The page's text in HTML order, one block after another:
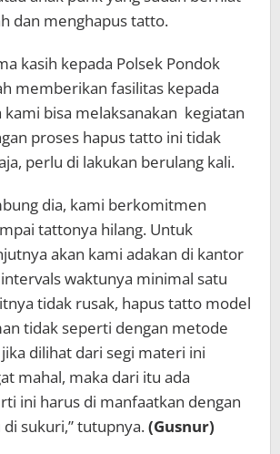
dan menghapus tatto.
kasih kepada Polsek Pondok
memberikan fasilitas kepada
kami bisa melaksanakan kegiatan
proses hapus tatto ini tidak
perlu di lakukan berulang kali.
dia, kami berkomitmen
tattonya hilang. Untuk
akan kami adakan di kantor
waktunya minimal satu
tidak rusak, hapus tatto model
tidak seperti dengan metode
dilihat dari segi materi ini
mahal, maka dari itu ada
ini harus di manfaatkan dengan
sukuri,” tutupnya.(Gusnur)